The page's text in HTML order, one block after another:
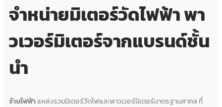
จำหน่ายมิเตอร์วัดไฟฟ้า พา
วเวอร์มิเตอร์จากแบรนด์ชั้น
นำ
ร้านไฟฟ้าแหล่งรวมมิเตอร์วัดไฟและพาวเวอร์มิเตอร์มาตรฐานสากล ที่